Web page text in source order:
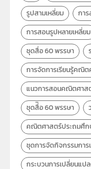
วิชา
ระดับชั้น
กลุ่มเป้าหมาย
รูปสามเหลี่ยม
กา
การสอนรูปหลายเหลี่ยม
ชุดสื่อ 60 พรรษา
การจัดการเรียนรู้คณิ
แนวการสอนคณิตศาส
ชุดสื่ิอ 60 พรรษา
คณิตศาสตร์ประถมศึก
ชุดการจัดกิจกรรมการ
กระบวนการเปลี่ยนแป